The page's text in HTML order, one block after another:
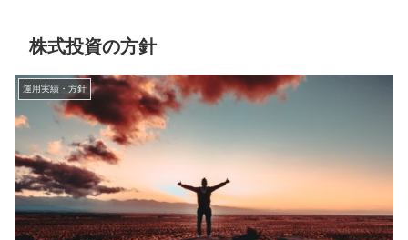
株式投資の方針
運用実績・方針